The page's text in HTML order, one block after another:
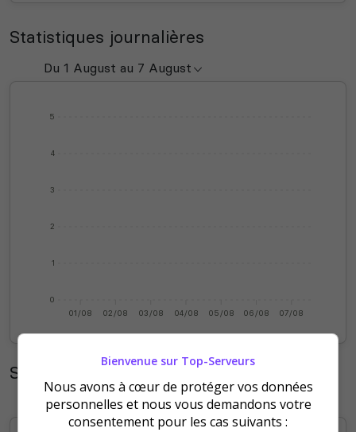
Statistiques journalières
0
1
2
3
4
5
01/08 02/08 03/08 04/08 05/08 06/08 07/08
Statistiques mensuelles
Bienvenue sur Top-Serveurs
Nous avons à cœur de protéger vos données
personnelles et nous vous demandons votre
consentement pour les cas suivants :